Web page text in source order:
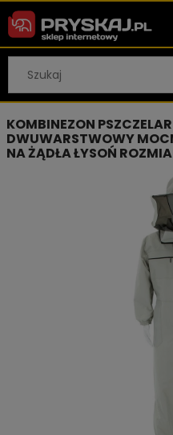
KOMBINEZON
DWUWARSTWOWY
NA ŻĄDŁA ŁYSOŃ